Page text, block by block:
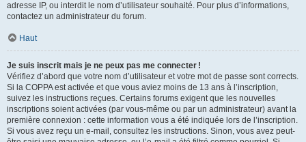
adresse IP, ou interdit le nom d’utilisateur souhaité. Pour plus d’informations,
contactez un administrateur du forum.
Haut
Je suis inscrit mais je ne peux pas me connecter !
Vérifiez d’abord que votre nom d’utilisateur et votre mot de passe sont corrects.
Si la COPPA est activée et que vous aviez moins de 13 ans à l’inscription,
suivez les instructions reçues. Certains forums exigent que les nouvelles
inscriptions soient activées (par vous-même ou par un administrateur) avant la
première connexion : cette information vous a été indiquée lors de l’inscription.
Si vous avez reçu un e-mail, consultez les instructions. Sinon, vous avez peut-